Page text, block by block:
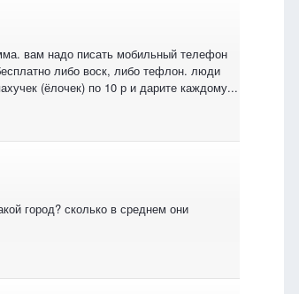
вам надо писать мобильный телефон
либо воск, либо тефлон. люди
(ёлочек) по 10 р и дарите каждому...
город? сколько в среднем они